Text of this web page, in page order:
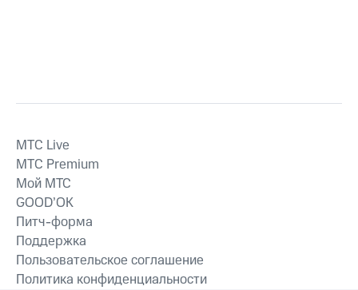
MTС Live
MTС Premium
Мой МТС
GOOD’OK
Питч-форма
Поддержка
Пользовательское соглашение
Политика конфиденциальности